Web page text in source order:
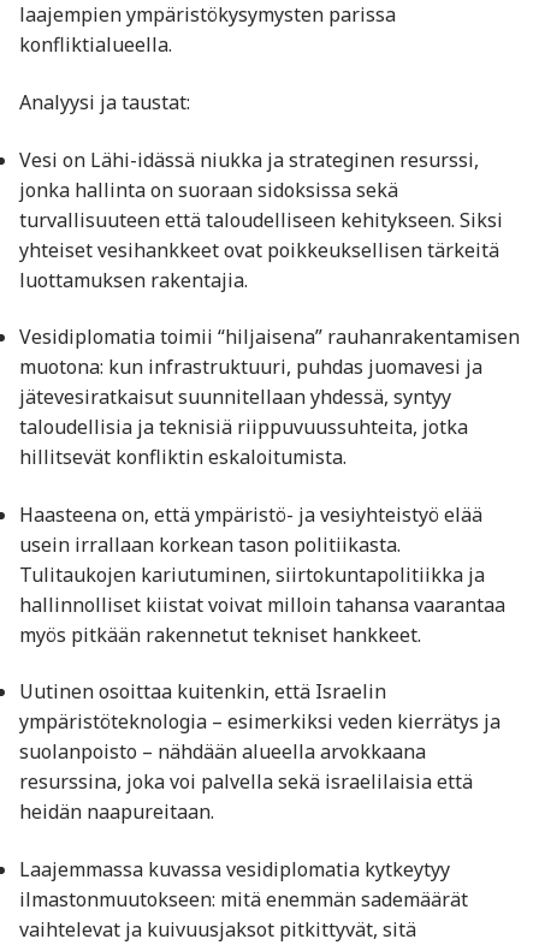
laajempien ympäristökysymysten parissa
konfliktialueella.
Analyysi ja taustat:
Vesi on Lähi-idässä niukka ja strateginen resurssi,
jonka hallinta on suoraan sidoksissa sekä
turvallisuuteen että taloudelliseen kehitykseen. Siksi
yhteiset vesihankkeet ovat poikkeuksellisen tärkeitä
luottamuksen rakentajia.
Vesidiplomatia toimii “hiljaisena” rauhanrakentamisen
muotona: kun infrastruktuuri, puhdas juomavesi ja
jätevesiratkaisut suunnitellaan yhdessä, syntyy
taloudellisia ja teknisiä riippuvuussuhteita, jotka
hillitsevät konfliktin eskaloitumista.
Haasteena on, että ympäristö- ja vesiyhteistyö elää
usein irrallaan korkean tason politiikasta.
Tulitaukojen kariutuminen, siirtokuntapolitiikka ja
hallinnolliset kiistat voivat milloin tahansa vaarantaa
myös pitkään rakennetut tekniset hankkeet.
Uutinen osoittaa kuitenkin, että Israelin
ympäristöteknologia – esimerkiksi veden kierrätys ja
suolanpoisto – nähdään alueella arvokkaana
resurssina, joka voi palvella sekä israelilaisia että
heidän naapureitaan.
Laajemmassa kuvassa vesidiplomatia kytkeytyy
ilmastonmuutokseen: mitä enemmän sademäärät
vaihtelevat ja kuivuusjaksot pitkittyvät, sitä